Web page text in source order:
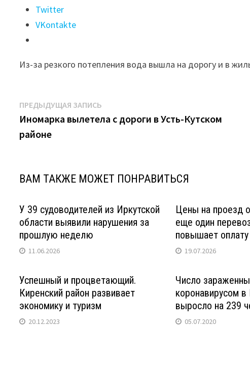
Усть-
Кутском
районе
участки
«Вилюй»
из-
за
в
Twitter
VKontakte
Из-за резкого потепления вода вышла на дорогу и в
Навигация
по
записям
ПРЕДЫДУЩАЯ ЗАПИСЬ
запись:
Иномарка вылетела с дороги в Усть-Кутском
районе
ВАМ ТАКЖЕ МОЖЕТ ПОНРАВИТЬСЯ
У 39 судоводителей из Иркутской
области выявили нарушения за
прошлую неделю
11.06.2026
Цены на проезд
еще один
повышает
19.07.2026
Успешный и процветающий.
Киренский район развивает
экономику и туризм
20.12.2023
Число
коронавирусом в
выросло на 239
05.07.2020